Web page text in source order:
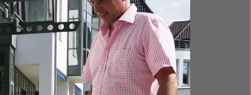
der Deutschen Nationalmannschaft
der Fußball-Weltmeisterschaft 1978, wurde
er in all den Jahren im Ausland nie verloren,
wirkte Hansi Müller als Botschafter für
Hansi Müller auf ganz besondere Weise.
die vor über 40.000 begeisterten
ehemaligen Fußballgrößen beider